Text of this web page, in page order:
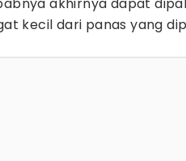
kecil dari panas yang